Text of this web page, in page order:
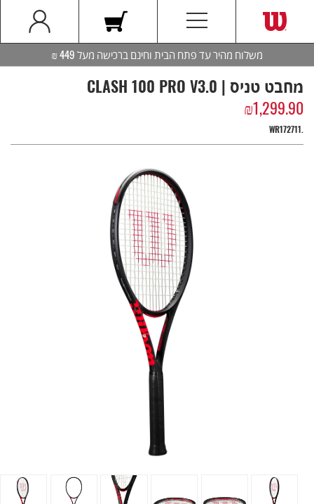
משלוח מהיר עד פתח הבית וחינם ברכישה מעל 449 ₪
מחבט טניס | CLASH 100 PRO V3.0
₪1,299.90
WR172711.